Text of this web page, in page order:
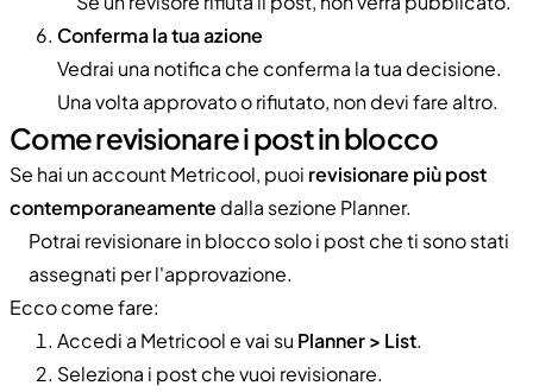
Conferma la tua azione
Vedrai una notifica che conferma la tua decisione.
Una volta approvato o rifiutato, non devi fare altro.
Come revisionare i post in blocco
Se hai un account Metricool, puoi revisionare più post
contemporaneamente dalla sezione Planner.
Potrai revisionare in blocco solo i post che ti sono stati
assegnati per l'approvazione.
Ecco come fare:
Accedi a Metricool e vai su Planner > List.
Seleziona i post che vuoi revisionare.